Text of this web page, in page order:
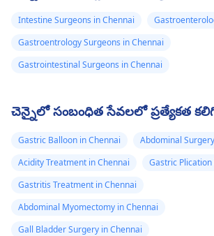
Intestine Surgeons in Chennai
Gastroentrology Surgeons in Chennai
Gastrointestinal Surgeons in Chennai
చెన్నైలో సంబంధిత సేవలలో ప్రత్యేకత
Gastric Balloon in Chennai
Abdominal
Acidity Treatment in Chennai
Gastric Plication
Gastritis Treatment in Chennai
Abdominal Myomectomy in Chennai
Gall Bladder Surgery in Chennai